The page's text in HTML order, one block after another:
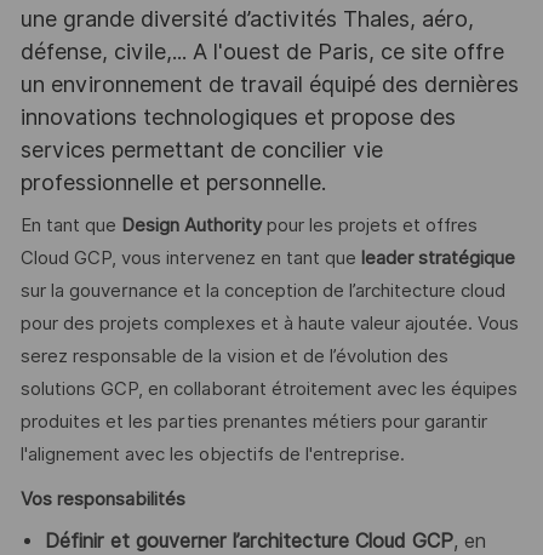
une grande diversité d’activités Thales, aéro,
défense, civile,... A l'ouest de Paris, ce site offre
un environnement de travail équipé des dernières
innovations technologiques et propose des
services permettant de concilier vie
professionnelle et personnelle.
En tant que Design Authoritypour les projets et offres
Cloud GCP, vous intervenez en tant que leader stratégique
sur la gouvernance et la conception de l’architecture cloud
pour des projets complexes et à haute valeur ajoutée. Vous
serez responsable de la vision et de l’évolution des
solutions GCP, en collaborant étroitement avec les équipes
produites et les parties prenantes métiers pour garantir
l'alignement avec les objectifs de l'entreprise.
Vos responsabilités
Définir et gouverner l’architecture Cloud GCP, en